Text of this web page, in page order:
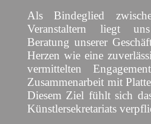
Als Bindeglied
Veranstaltern liegt
Beratung unserer
Herzen wie eine
vermittelten
Zusammenarbeit mit
Diesem Ziel fühlt sich
Künstlersekretariats